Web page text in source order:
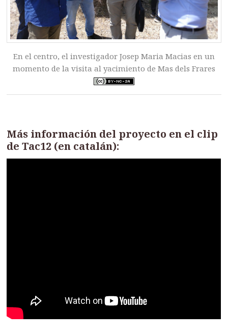
En el centro, el investigador Josep Maria Macias en un
momento de la visita al yacimiento de Mas dels Frares
Más información del proyecto en el clip
de Tac12 (en catalán):